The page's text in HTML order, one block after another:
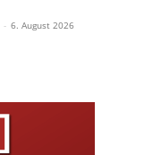
- 6. August 2026